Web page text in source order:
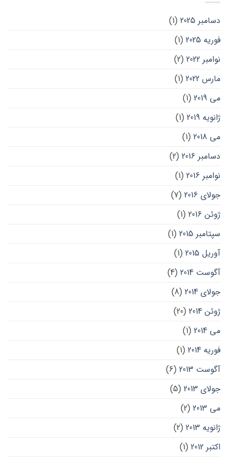
دسامبر 2025
(1)
فوریه 2025
(1)
نوامبر 2022
(2)
مارس 2022
(1)
می 2019
(1)
ژانویه 2019
(1)
می 2018
(1)
دسامبر 2016
(2)
نوامبر 2016
(1)
جولای 2016
(7)
ژوئن 2016
(1)
سپتامبر 2015
(1)
آوریل 2015
(1)
آگوست 2014
(4)
جولای 2014
(8)
ژوئن 2014
(20)
می 2014
(1)
فوریه 2014
(1)
آگوست 2013
(6)
جولای 2013
(5)
می 2013
(2)
ژانویه 2013
(2)
اکتبر 2012
(1)